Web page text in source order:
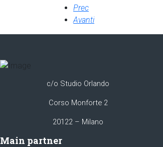
Prec
Avanti
c/o Studio Orlando
Corso Monforte 2
20122 – Milano
Main partner